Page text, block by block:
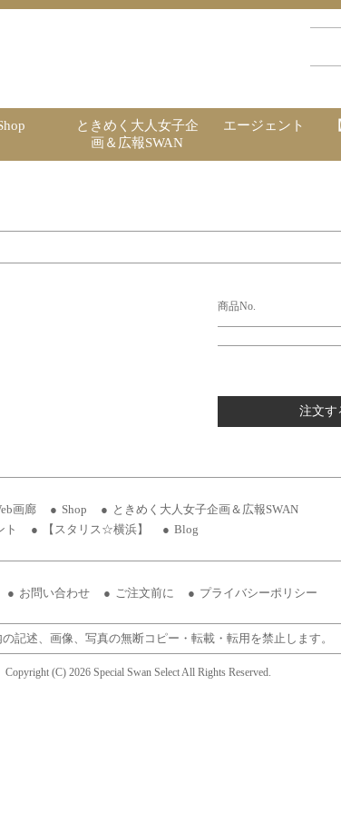
ときめく大人女子企
画＆広報SWAN
エージェント
商品No.
注文す
画廊 Shop
ときめく大人女子企画＆広報SWAN
ト
【スタリス☆横浜】 Blog
お問い合わせ ご注文前に プライバシーポリシー
記述、画像、写真の無断コピー・転載・転用を禁止します。
Copyright (C) 2026 Special Swan Select All Rights Reserved.